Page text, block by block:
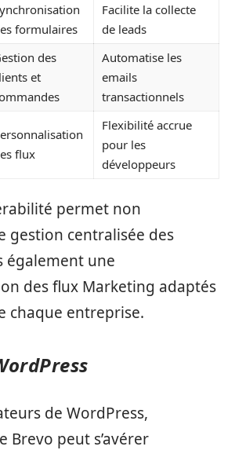
formulaires
Facilite la collecte
de leads
des
et
Automatise les
emails
transactionnels
flux
Flexibilité accrue
pour les
développeurs
permet non
gestion centralisée des
également une
des flux Marketing adaptés
chaque entreprise.
de WordPress,
Brevo peut s’avérer